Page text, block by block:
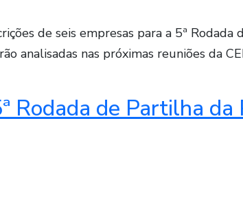
de seis empresas para a 5ª
analisadas nas próximas reuniões da
Rodada de Partilha da